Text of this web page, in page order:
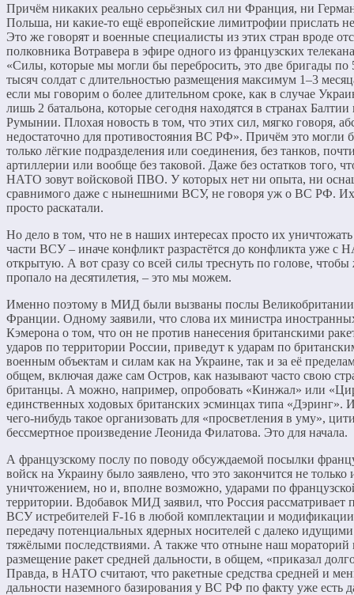
Причём никаких реально серьёзных сил ни Франция, ни
Польша, ни какие-то ещё европейские лимитрофии прислать
Это же говорят и военные специалисты из этих стран вроде
полковника Вотравера в эфире одного из французских
«Силы, которые мы могли бы перебросить, это две бригады по
тысяч солдат с длительностью размещения максимум 1–3
если мы говорим о более длительном сроке, как в случае
лишь 2 батальона, которые сегодня находятся в странах Балтии
Румынии. Плохая новость в том, что этих сил, мягко говоря,
недостаточно для противостояния ВС РФ». Причём это могли
только лёгкие подразделения или соединения, без танков,
артиллерии или вообще без таковой. Даже без остатков того,
НАТО зовут войсковой ПВО. У которых нет ни опыта, ни
сравнимого даже с нынешними ВСУ, не говоря уж о ВС РФ.
просто раскатали.
Но дело в том, что не в наших интересах просто их уничтожать
части ВСУ – иначе конфликт разрастётся до конфликта уже с
открытую. А вот сразу со всей силы треснуть по голове, чтобы
пропало на десятилетия, – это мы можем.
Именно поэтому в МИД были вызваны послы
Франции. Одному заявили, что слова их министра
Кэмерона о том, что он не против нанесения британскими
ударов по территории России, приведут к ударам по
военным объектам и силам как на Украине, так и за её
общем, включая даже сам Остров, как называют часто свою
британцы. А можно, например, опробовать «Кинжал» или
единственных ходовых британских эсминцах типа «Дэринг».
чего-нибудь такое организовать для «просветления в уму»,
бессмертное произведение Леонида Филатова. Это для начала.
А французскому послу по поводу обсуждаемой посылки
войск на Украину было заявлено, что это закончится не только
уничтожением, но и, вполне возможно, ударами по
территории. Вдобавок МИД заявил, что Россия рассматривает
ВСУ истребителей F‑16 в любой комплектации и
передачу потенциальных ядерных носителей с далеко идущими
тяжёлыми последствиями. А также что отныне наш мораторий
размещение ракет средней дальности, в общем, «приказал
Правда, в НАТО считают, что ракетные средства средней и
дальности наземного базирования у ВС РФ по факту уже есть